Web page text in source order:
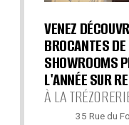
VENEZ
BROCANTES
SHOWROOMS
L'ANNÉE SUR
À LA
35 Rue du